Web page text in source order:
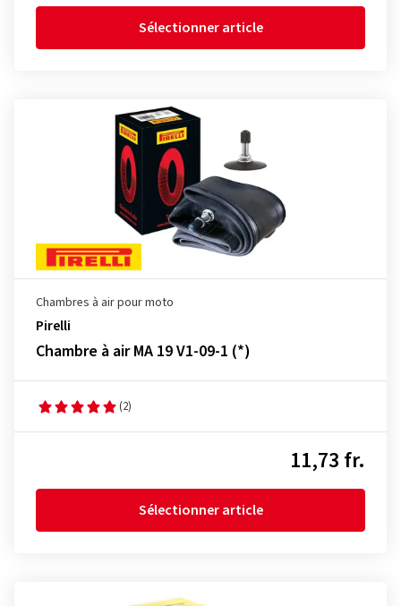
Sélectionner article
Chambres à air pour moto
Pirelli
Chambre à air MA 19 V1-09-1 (*)
(2)
11,73 fr.
Sélectionner article